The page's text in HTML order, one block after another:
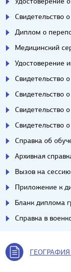
Свидетельство
Диплом о
Медицинский
Удостоверение
Свидетельство
Свидетельство
Свидетельство
Свидетельство
Справка об
Архивная
Вызов на сессию
Приложение к
Бланк диплома
Справка в